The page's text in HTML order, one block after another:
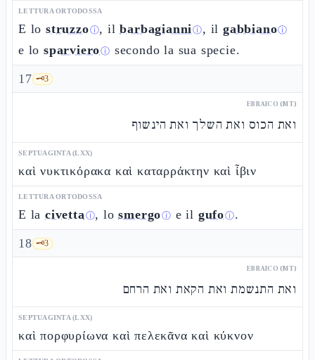
LETTURA ORTODOSSA
E lo struzzoⓘ, ilbarbagianniⓘ, ilgabbianoⓘ
e lo sparvieroⓘ secondo la sua specie.
17 🗝️3
EBRAICO (MT)
ואת הכוס ואת השלך ואת הינשוף
SEPTUAGINTA (LXX)
καὶ νυκτικόρακα καὶ καταρράκτην καὶ ἶβιν
LETTURA ORTODOSSA
E la civettaⓘ, losmergoⓘ e il gufoⓘ.
18 🗝️3
EBRAICO (MT)
ואת התנשמת ואת הקאת ואת הרחם
SEPTUAGINTA (LXX)
καὶ πορφυρίωνα καὶ πελεκᾶνα καὶ κύκνον